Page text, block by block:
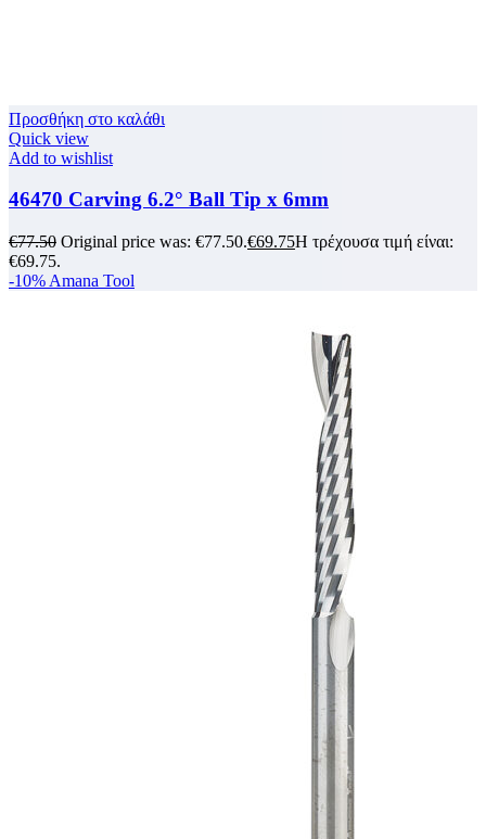
Προσθήκη στο καλάθι
Quick view
Add to wishlist
46470 Carving 6.2° Ball Tip x 6mm
€77.50 Original price was: €77.50.€69.75Η τρέχουσα τιμή είναι:
€69.75.
-10% Amana Tool